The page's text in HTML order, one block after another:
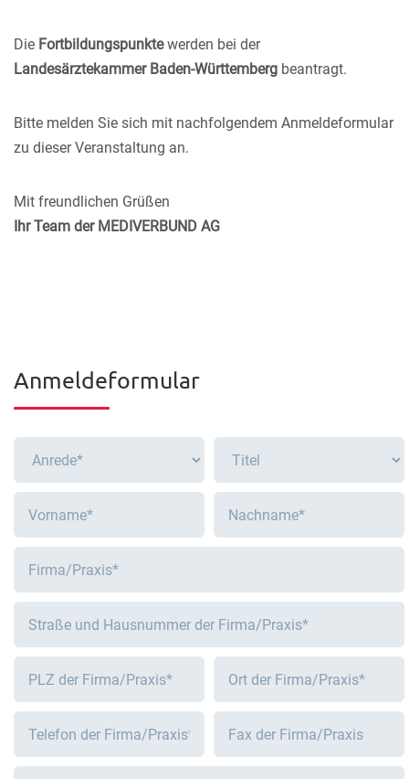
Die Fortbildungspunktewerden bei der
Landesärztekammer Baden-Württemberg beantragt.
Bitte melden Sie sich mit nachfolgendem Anmeldeformular
zu dieser Veranstaltung an.
Mit freundlichen Grüßen
Ihr Team der MEDIVERBUND AG
Anmeldeformular